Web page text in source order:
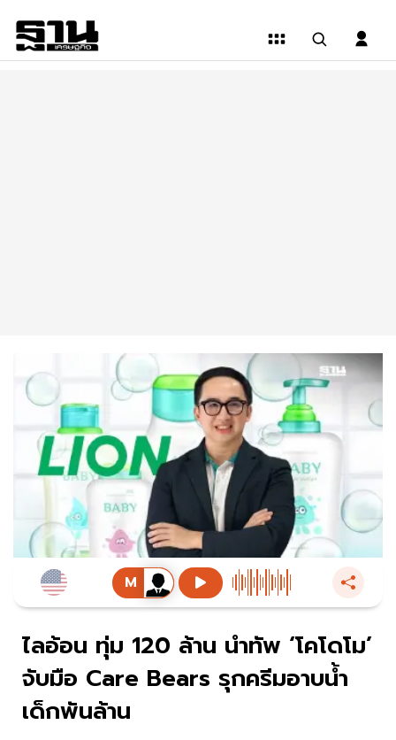
ไลอ้อน ทุ่ม 120 ล้าน นำทัพ ‘โคโดโม’
จับมือ Care Bears รุกครีมอาบน้ำ
เด็กพันล้าน